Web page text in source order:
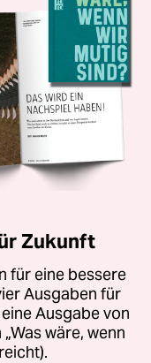
Zukunft
für eine bessere
Ausgaben für
Ausgabe von
wäre, wenn